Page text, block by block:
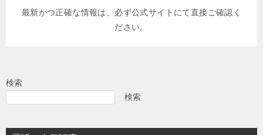
ョ
最新かつ正確な情報は、必ず公式サイトにて直接ご確認く
ださい。
検索
検索